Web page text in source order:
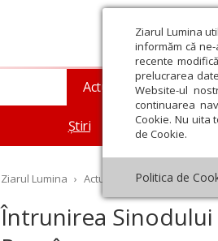
Ziarul Lumina
informăm că
recente
prelucrarea
Website-ul
continuarea
Cookie. Nu uita
de Cookie.
Politica de
Actualitate religioasă
Știri Mesaje și
Ziarul Lumina › Actualitate religioasă ›
Întrunirea